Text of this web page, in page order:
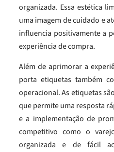
organizada. Essa estética
uma imagem de cuidado e
influencia positivamente a
experiência de compra.
Além de aprimorar a
porta etiquetas também
operacional. As etiquetas
que permite uma resposta
e a implementação de
competitivo como o
organizada e de fácil